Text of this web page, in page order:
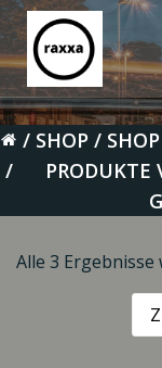
SHOP
SHOP
PRODUKTE
Alle 3